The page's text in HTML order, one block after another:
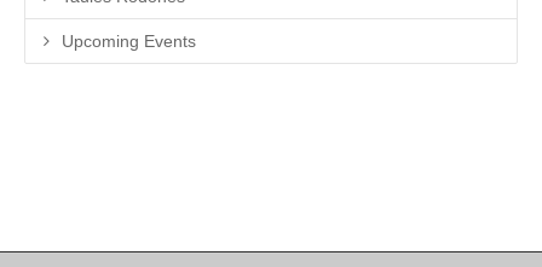
Upcoming Events